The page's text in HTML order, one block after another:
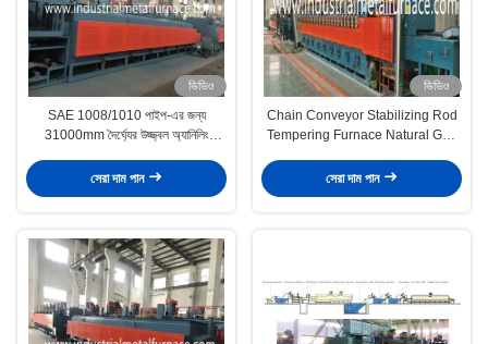
ভিডিও
SAE 1008/1010 পাইপ-এর জন্য
31000mm দৈর্ঘ্যের উজ্জ্বল অ্যানিলিং
সেরা দাম পান
ভিডিও
Chain Conveyor Stabilizing Rod
Tempering Furnace Natural Gas
সেরা দাম পান